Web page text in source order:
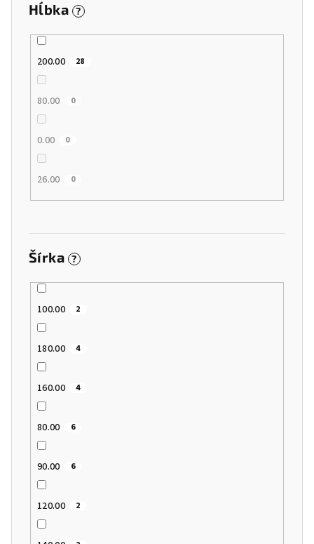
Hĺbka ?
200.00 28
80.00 0
0.00 0
26.00 0
Šírka ?
100.00 2
180.00 4
160.00 4
80.00 6
90.00 6
120.00 2